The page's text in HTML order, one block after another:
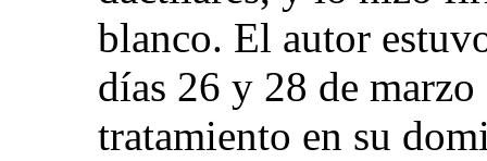
blanco. El autor
días 26 y 28 de
tratamiento en su